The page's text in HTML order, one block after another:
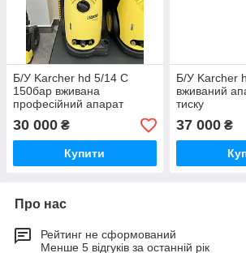
Б/У Karcher hd 5/14 C
150бар вживана
професійний апарат
високого тиску
30 000 ₴
Купити
Б/У Karcher
вживаний
тиску
37 000₴
Про нас
Рейтинг не сформований
Менше 5 відгуків за останній рік